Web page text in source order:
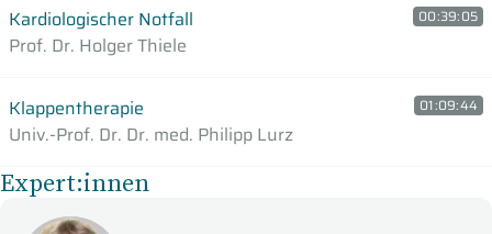
Kardiologischer Notfall
Prof. Dr. Holger Thiele
00:39:05
Klappentherapie
Univ.-Prof. Dr. Dr. med. Philipp Lurz
01:09:44
Expert:innen